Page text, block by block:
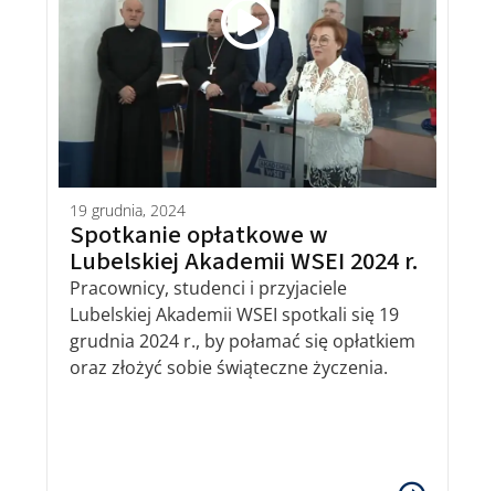
19 grudnia, 2024
Spotkanie opłatkowe w
Lubelskiej Akademii WSEI 2024 r.
Pracownicy, studenci i przyjaciele
Lubelskiej Akademii WSEI spotkali się 19
grudnia 2024 r., by połamać się opłatkiem
oraz złożyć sobie świąteczne życzenia.